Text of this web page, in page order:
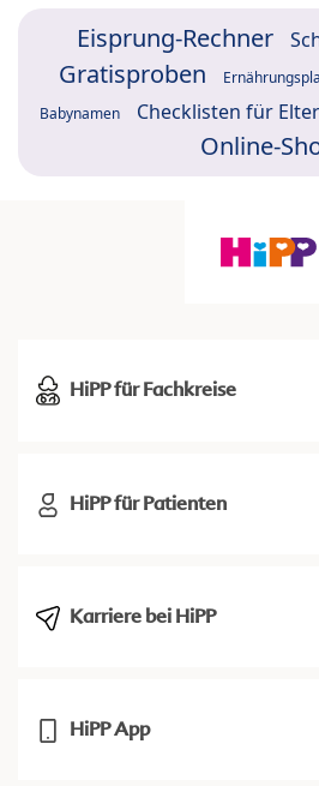
Eisprung-Rechner
Gratisproben
Babynamen Checklisten für
Online-
HiPP für Fachkreise
HiPP für Patienten
Karriere bei HiPP
HiPP App